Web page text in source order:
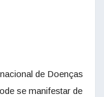
de Doenças
se manifestar de